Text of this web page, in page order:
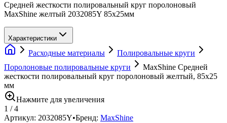
Средней жесткости полировальный круг поролоновый
MaxShine желтый 2032085Y 85x25мм
Характеристики
Расходные материалы
Полировальные круги
Поролоновые полировальные круги
MaxShine Средней
жесткости полировальный круг поролоновый желтый, 85x25
мм
Нажмите для увеличения
1 /4
Артикул: 2032085Y•Бренд: MaxShine